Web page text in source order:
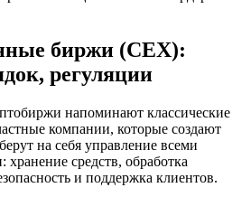
биржи (CEX):
регуляции
напоминают классические
компании, которые создают
на себя управление всеми
средств, обработка
и поддержка клиентов.